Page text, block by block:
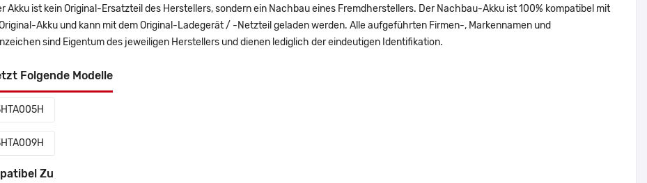
Akku ist kein Original-Ersatzteil des Herstellers, sondern ein Nachbau eines Fremdherstellers. Der Nachbau-Akku ist 100% kompatibel mit
Akku und kann mit dem Original-Ladegerät / -Netzteil geladen werden. Alle aufgeführten Firmen-, Markennamen und
sind Eigentum des jeweiligen Herstellers und dienen lediglich der eindeutigen Identifikation.
Folgende Modelle
Zu